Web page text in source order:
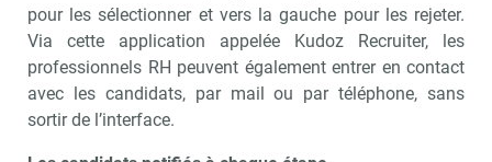
pour les sélectionner et vers la gauche pour les rejeter.
Via cette application appelée Kudoz Recruiter, les
professionnels RH peuvent également entrer en contact
avec les candidats, par mail ou par téléphone, sans
sortir de l’interface.